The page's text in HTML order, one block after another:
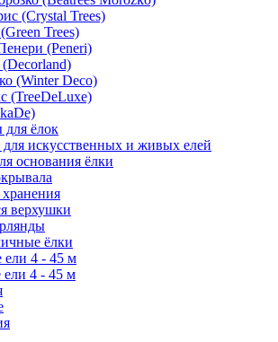
(Crystal Trees)
Trees)
(Peneri)
(Winter Deco)
(TreeDeLuxe)
для ёлок
искусственных и живых елей
основания ёлки
верхушки
ёлки
ели 4 - 45 м
ели 4 - 45 м